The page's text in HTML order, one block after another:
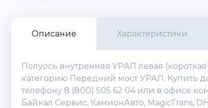
Описание Характеристики
Полуось внутренняя УРАЛ левая
категорию Передний мост УРАЛ. Купить
телефону 8 (800) 505 62 04 или в офисе
Байкал Сервис, КамионАвто, MagicTrans,